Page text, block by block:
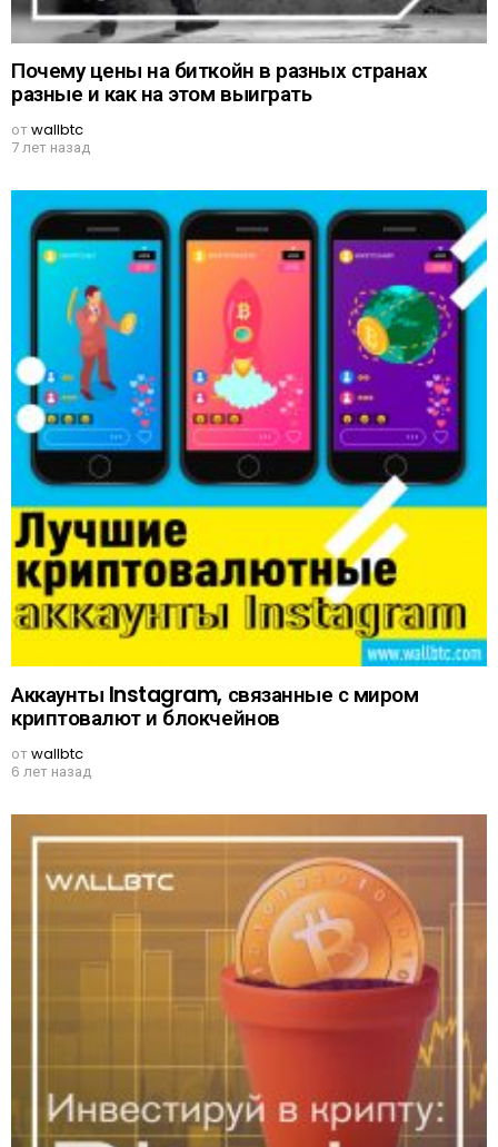
Почему цены на биткойн в разных странах
разные и как на этом выиграть
отwallbtc
7 лет назад
Аккаунты Instagram, связанные с миром
криптовалют и блокчейнов
отwallbtc
6 лет назад